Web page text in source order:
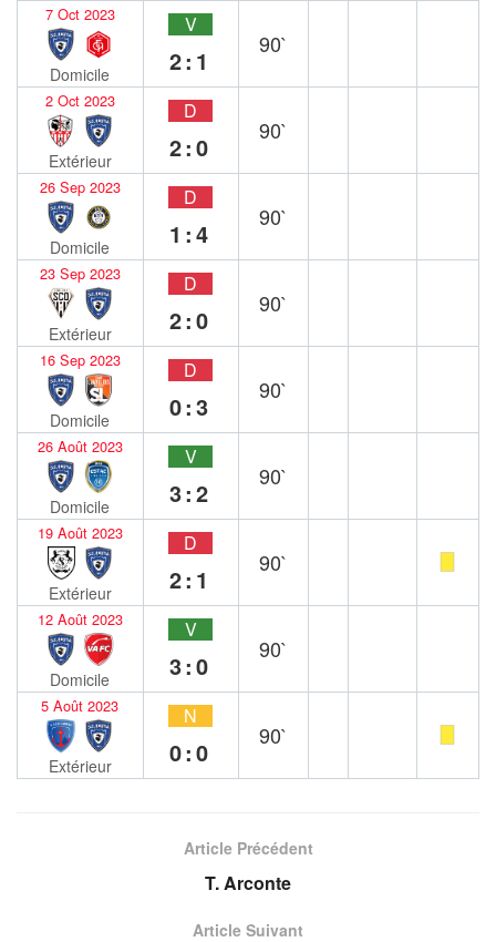
7 Oct 2023
Domicile
V
2:1
90`
2 Oct 2023
Extérieur
D
2:0
90`
26 Sep 2023
Domicile
D
1:4
90`
23 Sep 2023
Extérieur
D
2:0
90`
16 Sep 2023
Domicile
D
0:3
90`
26 Août 2023
Domicile
V
3:2
90`
19 Août 2023
Extérieur
D
2:1
90`
12 Août 2023
Domicile
V
3:0
90`
5 Août 2023
Extérieur
N
0:0
90`
Article Précédent
T. Arconte
Article Suivant